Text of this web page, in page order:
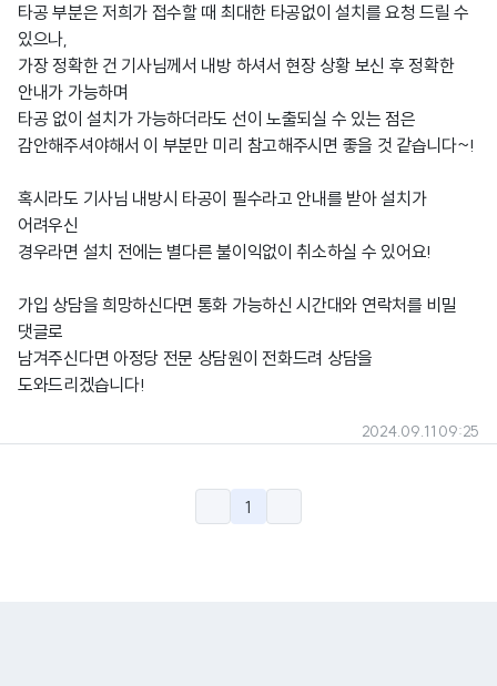
타공 부분은 저희가 접수할 때 최대한 타공없이 설치를 요청 드릴 수
있으나,
가장 정확한 건 기사님께서 내방 하셔서 현장 상황 보신 후 정확한
안내가 가능하며
타공 없이 설치가 가능하더라도 선이 노출되실 수 있는 점은
감안해주셔야해서 이 부분만 미리 참고해주시면 좋을 것 같습니다~!
혹시라도 기사님 내방시 타공이 필수라고 안내를 받아 설치가
어려우신
경우라면 설치 전에는 별다른 불이익없이 취소하실 수 있어요!
가입 상담을 희망하신다면 통화 가능하신 시간대와 연락처를 비밀
댓글로
남겨주신다면 아정당 전문 상담원이 전화드려 상담을
도와드리겠습니다!
2024.09.11 09:25
1